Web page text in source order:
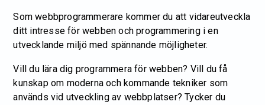
Som webbprogrammerare kommer du att vidareutveckla
ditt intresse för webben och programmering i en
utvecklande miljö med spännande möjligheter.
Vill du lära dig programmera för webben? Vill du få
kunskap om moderna och kommande tekniker som
används vid utveckling av webbplatser? Tycker du